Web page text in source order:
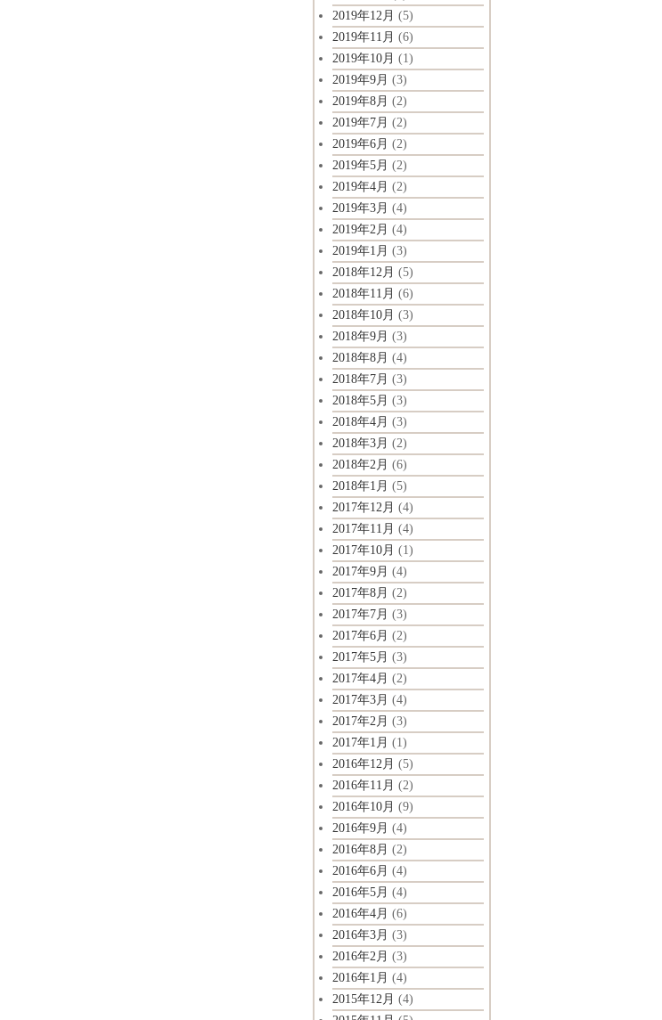
2019年12月 (5)
2019年11月 (6)
2019年10月 (1)
2019年9月 (3)
2019年8月 (2)
2019年7月 (2)
2019年6月 (2)
2019年5月 (2)
2019年4月 (2)
2019年3月 (4)
2019年2月 (4)
2019年1月 (3)
2018年12月 (5)
2018年11月 (6)
2018年10月 (3)
2018年9月 (3)
2018年8月 (4)
2018年7月 (3)
2018年5月 (3)
2018年4月 (3)
2018年3月 (2)
2018年2月 (6)
2018年1月 (5)
2017年12月 (4)
2017年11月 (4)
2017年10月 (1)
2017年9月 (4)
2017年8月 (2)
2017年7月 (3)
2017年6月 (2)
2017年5月 (3)
2017年4月 (2)
2017年3月 (4)
2017年2月 (3)
2017年1月 (1)
2016年12月 (5)
2016年11月 (2)
2016年10月 (9)
2016年9月 (4)
2016年8月 (2)
2016年6月 (4)
2016年5月 (4)
2016年4月 (6)
2016年3月 (3)
2016年2月 (3)
2016年1月 (4)
2015年12月 (4)